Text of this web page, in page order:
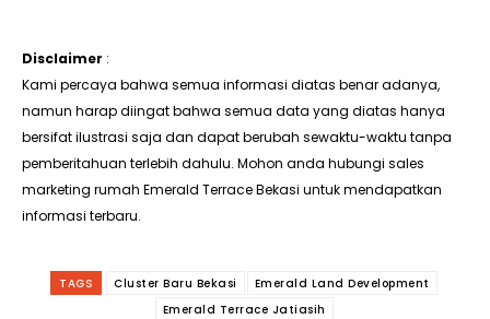
Disclaimer :
Kami percaya bahwa semua informasi diatas benar adanya,
namun harap diingat bahwa semua data yang diatas hanya
bersifat ilustrasi saja dan dapat berubah sewaktu-waktu tanpa
pemberitahuan terlebih dahulu. Mohon anda hubungi sales
marketing rumah Emerald Terrace Bekasi untuk mendapatkan
informasi terbaru.
TAGS Cluster Baru Bekasi
Emerald Land Development
Emerald Terrace Jatiasih